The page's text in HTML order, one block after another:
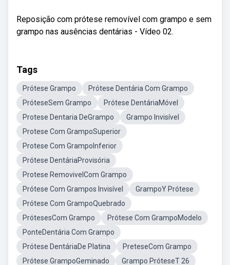
Reposição com prótese removível com grampo e sem
grampo nas ausências dentárias - Vídeo 02.
Tags
Prótese Grampo
Prótese Dentária Com Grampo
PróteseSem Grampo
Prótese DentáriaMóvel
Protese Dentaria DeGrampo
Grampo Invisível
Protese Com GrampoSuperior
Protese Com GrampoInferior
Prótese DentáriaProvisória
Protese RemovivelCom Grampo
Prótese Com Grampos Invisível
GrampoY Prótese
Prótese Com GrampoQuebrado
PrótesesCom Grampo
Prótese Com GrampoModelo
PonteDentária Com Grampo
Prótese DentáriaDe Platina
PreteseCom Grampo
Prótese GrampoGeminado
Grampo PróteseT 26